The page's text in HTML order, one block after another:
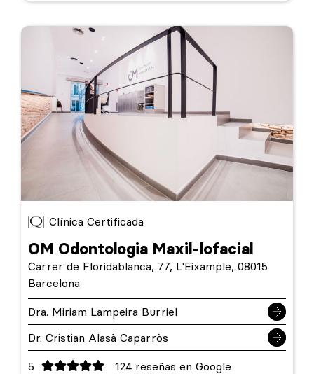
Clínica Certificada
OM Odontologia Maxil-lofacial
Carrer de Floridablanca, 77, L'Eixample, 08015
Barcelona
Dra. Miriam Lampeira Burriel
Dr. Cristian Alasà Caparròs
5 124 reseñas en Google